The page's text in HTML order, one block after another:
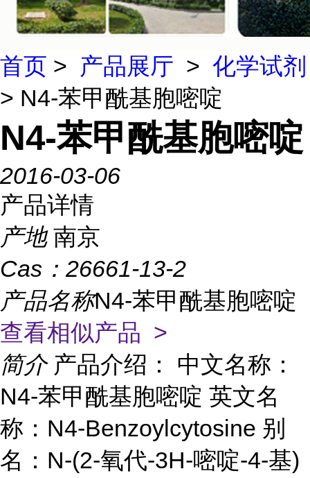
首页 > 产品展厅 > 化学试剂
> N4-苯甲酰基胞嘧啶
N4-苯甲酰基胞嘧啶
2016-03-06
产品详情
产地 南京
Cas： 26661-13-2
产品名称N4-苯甲酰基胞嘧啶
查看相似产品 >
简介 产品介绍： 中文名称：
N4-苯甲酰基胞嘧啶 英文名
称：N4-Benzoylcytosine 别
名：N-(2-氧代-3H-嘧啶-4-基)